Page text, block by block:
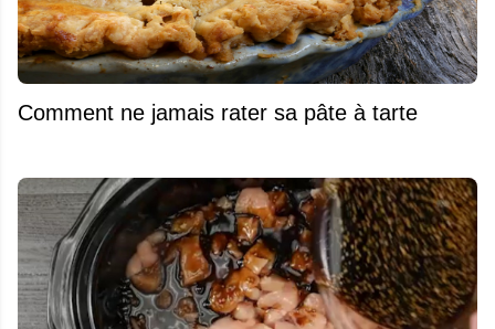
Comment ne jamais rater sa pâte à tarte